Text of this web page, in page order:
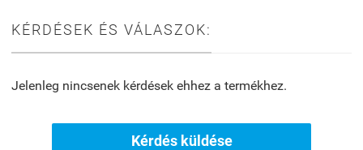
KÉRDÉSEK ÉS VÁLASZOK:
Jelenleg nincsenek kérdések ehhez a termékhez.
Kérdés küldése